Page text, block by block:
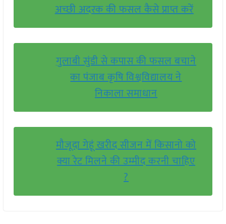
अच्छी अदरक की फसल कैसे प्राप्त करें
गुलाबी सुंडी से कपास की फसल बचाने
का पंजाब कृषि विश्वविद्यालय ने
निकाला समाधान
मौजूदा गेहूं खरीद सीजन में किसानो को
क्या रेट मिलने की उम्मीद करनी चाहिए
?